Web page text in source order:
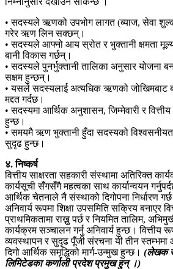
• सदस्यले ऋणको उपभोग लागत (ब्याज, सेवा
गरेर ऋण लिन सक्छन्।
• सदस्यले आफ्नो आय स्रोत र भुक्तानी क्षमता
बानी विकास गर्छन्।
• सदस्यले पुनर्भुक्तानी तालिका अनुसार योजना
सक्षम हुन्छन्।
• यसले सदस्यलाई अत्यधिक ऋणको जोखिमबाट
मद्दत गर्दछ।
• सदस्यमा आर्थिक अनुशासन, जिम्मेवारी र
हुन्छ।
• समयमै ऋण भुक्तानी हुँदा सदस्यको
सुदृढ हुन्छ।
४. निष्कर्ष
वित्तीय साक्षरता सहकारी संस्थामा अतिरिक्त
कार्यसूची सँगसँगै महत्वका साथ कार्यान्वयन
आर्थिक चेतनाले नै संस्थाको दिगोपना निर्धारण
अनिवार्य रूपमा शिक्षा उपसमिति सक्रिय बनाएर
प्राथमिकतामा राख्नु पर्छ र नियमित तालिम,
कार्यक्रम सञ्चालन गर्नु अनिवार्य हुन्छ। वित्तीय
व्यवस्थापन र सुदृढ पूँजी संरचना यी तीन स्तम्भमा
दिगो आर्थिक समृद्धिको मार्ग-उन्मुख हुन्छ। (लेखक
लिमिटेडका कर्णाली प्रदेश प्रमुख हुन् ।)